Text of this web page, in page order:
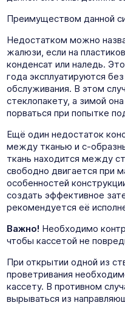
Преимуществом данной
Недостатком можно
жалюзи, если на
конденсат или наледь.
года эксплуатируются
обслуживания. В этом
стеклопакету, а зимой
порваться при попытке
Ещё один недостаток
между тканью и с-
ткань находится между
свободно двигается при
особенностей
создать эффективное
рекомендуется её
Важно! Необходимо
чтобы кассетой не
При открытии одной из
проветривания
кассету. В противном
вырываться из